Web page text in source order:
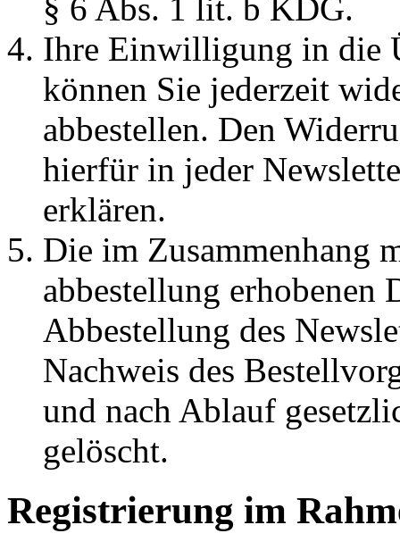
§ 6 Abs. 1 lit. b KDG.
Ihre Einwilligung in die
können Sie jederzeit
abbestellen. Den
hierfür in jeder
erklären.
Die im Zusammenhang
abbestellung erhobenen
Abbestellung des
Nachweis des
und nach Ablauf
gelöscht.
Registrierung im